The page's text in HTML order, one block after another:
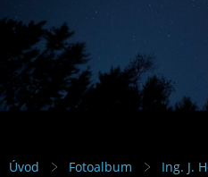
Úvod Fotoalbum
Ing. J.